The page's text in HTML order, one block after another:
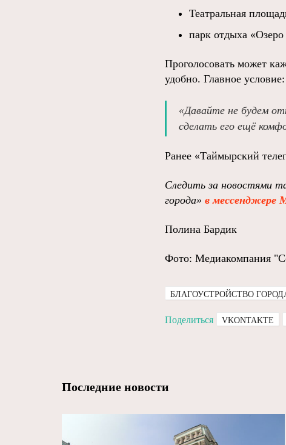
Театральная
парк отдыха «Озеро
Проголосовать может
удобно. Главное
«Давайте не будем
сделать его ещё
Ранее «Таймырский
Следить за новостями
города» в мессенджере
Полина Бардик
Фото: Медиакомпания
БЛАГОУСТРОЙСТВО
Поделиться VKONTAKTE
Последние новости